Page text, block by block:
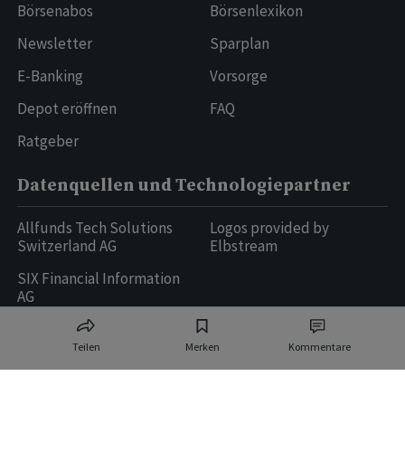
Teilen Merken Kommentare
Börsenabos
Newsletter
E-Banking
Depot eröffnen
Ratgeber
Börsenlexikon
Sparplan
Vorsorge
FAQ
Datenquellen und Technologiepartner
Allfunds Tech Solutions
Switzerland AG
SIX Financial Information
AG
Logos provided by
Elbstream